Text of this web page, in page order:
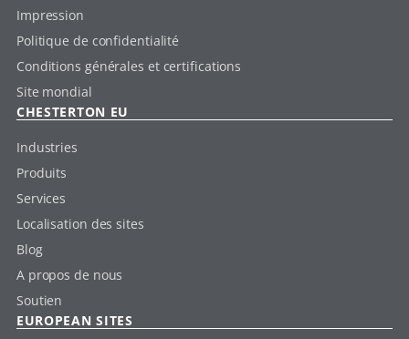
Impression
Politique de confidentialité
Conditions générales et certifications
Site mondial
CHESTERTON EU
Industries
Produits
Services
Localisation des sites
Blog
A propos de nous
Soutien
EUROPEAN SITES